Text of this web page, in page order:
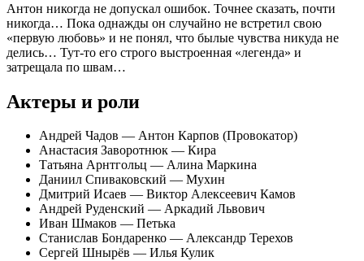
Антон никогда не допускал ошибок. Точнее сказать, почти
никогда… Пока однажды он случайно не встретил свою
«первую любовь» и не понял, что былые чувства никуда не
делись… Тут-то его строго выстроенная «легенда» и
затрещала по швам…
Актеры и роли
Андрей Чадов — Антон Карпов (Провокатор)
Анастасия Заворотнюк — Кира
Татьяна Арнтгольц — Алина Маркина
Даниил Спиваковский — Мухин
Дмитрий Исаев — Виктор Алексеевич Камов
Андрей Руденский — Аркадий Львович
Иван Шмаков — Петька
Станислав Бондаренко — Александр Терехов
Сергей Шнырёв — Илья Кулик